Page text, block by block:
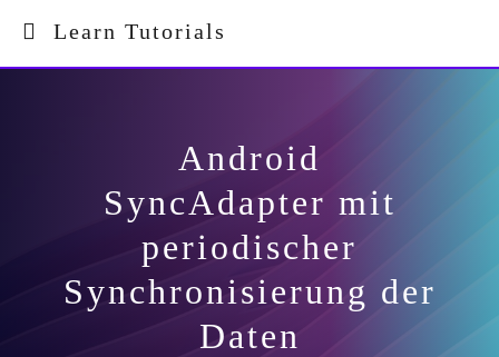
Learn Tutorials
Android
SyncAdapter mit
periodischer
Synchronisierung der
Daten